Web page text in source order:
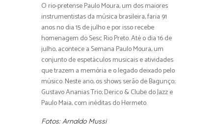
O rio-pretense Paulo Moura, um dos maiores
instrumentistas da música brasileira, faria 91
anos no dia 15 de julho e por isso recebe
homenagem do Sesc Rio Preto. Até o dia 16 de
julho, acontece a Semana Paulo Moura, um
conjunto de espetáculos musicais e atividades
que trazem a memória e o legado deixado pelo
músico. Neste ano, os shows serão de Bagunço;
Gustavo Ananias Trio; Derico & Clube do Jazz e
Paulo Maia, com inéditas do Hermeto.
Fotos: Arnaldo Mussi